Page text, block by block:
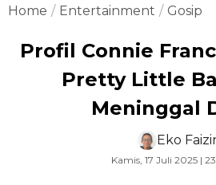
Home Entertainment Gosip
Profil Connie
Pretty Little
Meninggal
Eko
Kamis, 17 Juli 2025 |